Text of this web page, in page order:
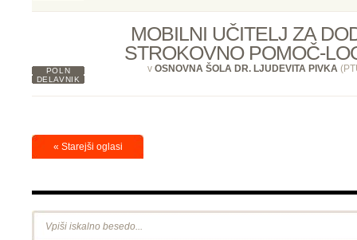
MOBILNI UČITELJ ZA
STROKOVNO POMOČ-
POLN
DELAVNIK
v OSNOVNA ŠOLA DR. LJUDEVITA PIVKA
« Starejši oglasi